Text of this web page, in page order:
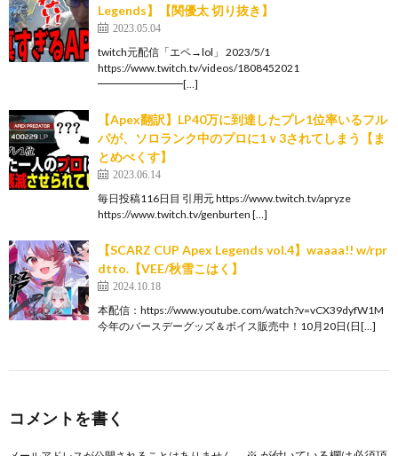
Legends】【関優太 切り抜き】
2023.05.04
twitch元配信「エペ→lol」 2023/5/1
https://www.twitch.tv/videos/1808452021
━━━━━━━━[…]
【Apex翻訳】LP40万に到達したプレ1位率いるフル
パが、ソロランク中のプロに1ｖ3されてしまう【ま
とめぺくす】
2023.06.14
毎日投稿116日目 引用元 https://www.twitch.tv/apryze
https://www.twitch.tv/genburten […]
【SCARZ CUP Apex Legends vol.4】waaaa!! w/rpr
dtto.【VEE/秋雪こはく】
2024.10.18
本配信：https://www.youtube.com/watch?v=vCX39dyfW1M
今年のバースデーグッズ＆ボイス販売中！10月20日(日[…]
コメントを書く